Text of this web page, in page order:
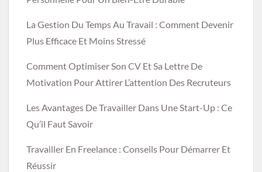
La Gestion Du Temps Au Travail : Comment Devenir
Plus Efficace Et Moins Stressé
Comment Optimiser Son CV Et Sa Lettre De
Motivation Pour Attirer L’attention Des Recruteurs
Les Avantages De Travailler Dans Une Start-Up : Ce
Qu’il Faut Savoir
Travailler En Freelance : Conseils Pour Démarrer Et
Réussir